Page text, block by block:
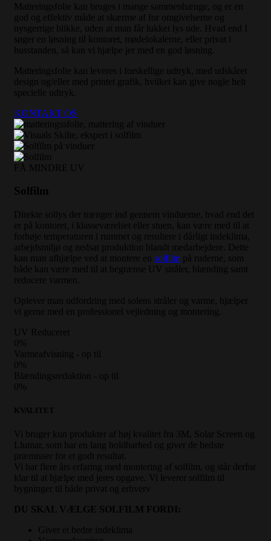
Matteringsfolie kan bruges i mange sammenhænge, og er en
god og effektiv måde at skærme af for omgivelserne og
nysgerrige blikke, uden at man får lukket lys ude. Hvad end I
søger en løsning til kontoret, mødelokalerne, eller privat i
husstanden, så kan vi hjælpe jer med en god løsning.
Matteringsfolie kan leveres i forskellige udtryk, med udskåret
design og/eller med printet grafik, hvilket kan give nogle helt
specielle udtryk.
KONTAKT OS
FÅ MINDRE UV
Solfilm
Direkte sollys der trænger ind gennem vinduerne, hvad end det
er på kontoret, i klasseværelset eller stuen, kan være med til at
forhøje temperaturen i rummet og resultere i dårligt indeklima,
arbejdsmiljø og nedsat produktion blandt medarbejdere. Dette
kan man afhjælpe ved at montere en solfilm på ruderne, som
både kan være med til at begrænse UV stråler, blænding samt
reducere varmen.
Oplever man udfordring med solens stråler og varme, hjælper
vi gerne med en professionel vejledning og montering.
UV Reduceret
0
Varmeafvisning - op til
0
Blændingsreduktion - op til
0
KVALITET
Vi bruger kun produkter af høj kvalitet fra 3M, Solar Screen og
Llumar, som har en lang holdbarhed og giver de bedste
præmisser for et godt resultat.
Vi har flere års erfaring med montering af solfilm, og står derfor
klar til at hjælpe med jeres opgave. Vi leverer solfilm til
bygninger til både privat og erhverv
DU SKAL VÆLGE SOLFILM FORDI:
Giver et bedre indeklima